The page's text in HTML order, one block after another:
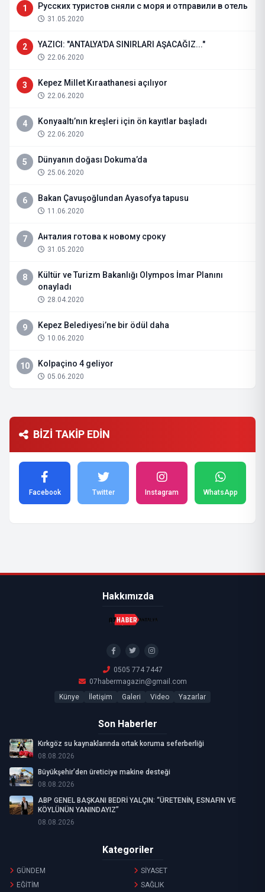
1 Русских туристов сняли с моря и отправили в отель
31.05.2020
2 YAZICI: "ANTALYA'DA SINIRLARI AŞACAĞIZ..."
22.06.2020
3 Kepez Millet Kıraathanesi açılıyor
22.06.2020
4 Konyaaltı’nın kreşleri için ön kayıtlar başladı
22.06.2020
5 Dünyanın doğası Dokuma’da
25.06.2020
6 Bakan Çavuşoğlundan Ayasofya tapusu
11.06.2020
7 Анталия готова к новому сроку
31.05.2020
8
Kültür ve Turizm Bakanlığı Olympos İmar Planını
onayladı
28.04.2020
9 Kepez Belediyesi’ne bir ödül daha
10.06.2020
10 Kolpaçino 4 geliyor
05.06.2020
BİZİ TAKİP EDİN
Facebook Twitter Instagram WhatsApp
Hakkımızda
0505 774 7447
07habermagazin@gmail.com
Künye
İletişim Galeri Video Yazarlar
Son Haberler
Kırkgöz su kaynaklarında ortak koruma seferberliği
08.08.2026
Büyükşehir’den üreticiye makine desteği
08.08.2026
ABP GENEL BAŞKANI BEDRİ YALÇIN: “ÜRETENİN, ESNAFIN VE
KÖYLÜNÜN YANINDAYIZ”
08.08.2026
Kategoriler
GÜNDEM
SİYASET
EĞİTİM
SAĞLIK